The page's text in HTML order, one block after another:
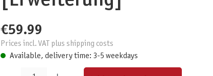
€59.99
Prices incl. VAT plus shipping costs
Available, delivery time: 3-5 weekdays
Product Quantity: Enter the desired amount or use the buttons to increase or decrease